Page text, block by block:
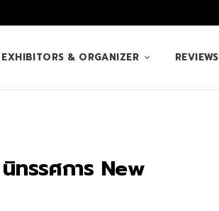
& ORGANIZER REVIEWS
ทรรศการ New